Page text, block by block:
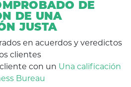
DE
DE UNA
JUSTA
en acuerdos y veredictos
clientes
con un Una calificación
Bureau